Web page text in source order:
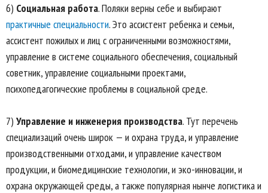
6) Социальная работа. Поляки верны себе и выбирают
практичные специальности. Это ассистент ребенка и семьи,
ассистент пожилых и лиц с ограниченными возможностями,
управление в системе социального обеспечения, социальный
советник, управление социальными проектами,
психопедагогические проблемы в социальной среде.
7) Управление и инженерия производства. Тут перечень
специализаций очень широк — и охрана труда, и управление
производственными отходами, и управление качеством
продукции, и биомедицинские технологии, и эко-инновации, и
охрана окружающей среды, а также популярная нынче логистика и